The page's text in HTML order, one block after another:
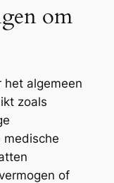
om
het algemeen
zoals
medische
of